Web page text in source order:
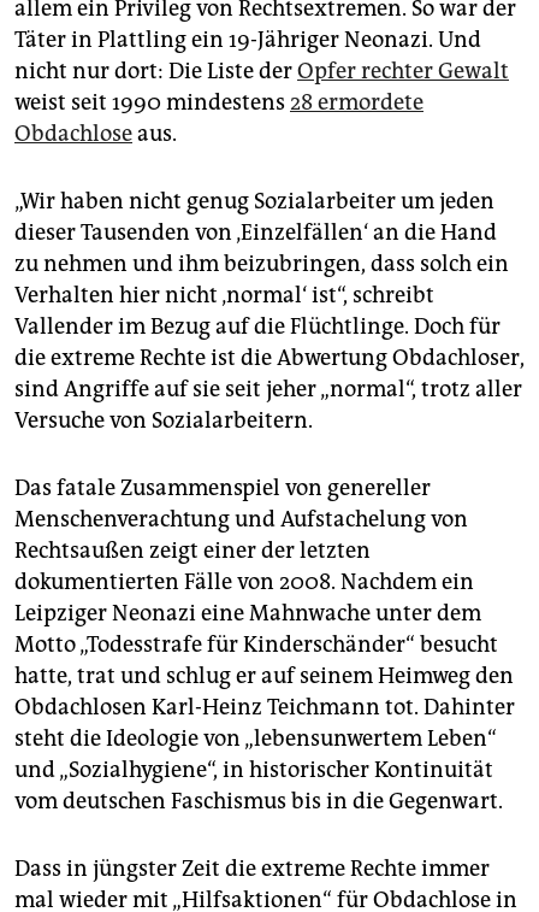
allem ein Privileg von Rechtsextremen. So war der
Täter in Plattling ein 19-Jähriger Neonazi. Und
nicht nur dort: Die Liste derOpfer rechter Gewalt
weist seit 1990 mindestens 28 ermordete
Obdachloseaus.
„Wir haben nicht genug Sozialarbeiter um jeden
dieser Tausenden von ‚Einzelfällen‘ an die Hand
zu nehmen und ihm beizubringen, dass solch ein
Verhalten hier nicht ‚normal‘ ist“, schreibt
Vallender im Bezug auf die Flüchtlinge. Doch für
die extreme Rechte ist die Abwertung Obdachloser,
sind Angriffe auf sie seit jeher „normal“, trotz aller
Versuche von Sozialarbeitern.
Das fatale Zusammenspiel von genereller
Menschenverachtung und Aufstachelung von
Rechtsaußen zeigt einer der letzten
dokumentierten Fälle von 2008. Nachdem ein
Leipziger Neonazi eine Mahnwache unter dem
Motto „Todesstrafe für Kinderschänder“ besucht
hatte, trat und schlug er auf seinem Heimweg den
Obdachlosen Karl-Heinz Teichmann tot. Dahinter
steht die Ideologie von „lebensunwertem Leben“
und „Sozialhygiene“, in historischer Kontinuität
vom deutschen Faschismus bis in die Gegenwart.
Dass in jüngster Zeit die extreme Rechte immer
mal wieder mit „Hilfsaktionen“ für Obdachlose in